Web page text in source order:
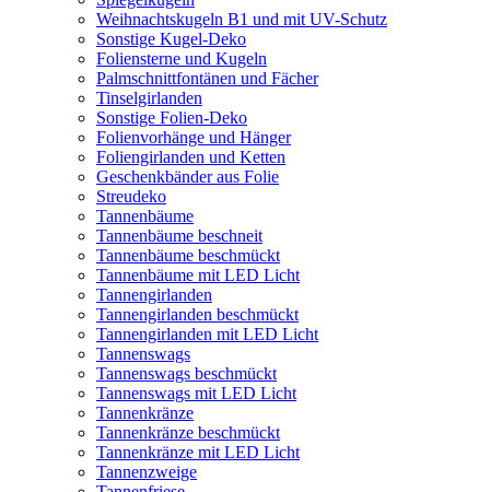
Weihnachtskugeln B1 und mit UV-Schutz
Sonstige Kugel-Deko
Foliensterne und Kugeln
Palmschnittfontänen und Fächer
Tinselgirlanden
Sonstige Folien-Deko
Folienvorhänge und Hänger
Foliengirlanden und Ketten
Geschenkbänder aus Folie
Streudeko
Tannenbäume
Tannenbäume beschneit
Tannenbäume beschmückt
Tannenbäume mit LED Licht
Tannengirlanden
Tannengirlanden beschmückt
Tannengirlanden mit LED Licht
Tannenswags
Tannenswags beschmückt
Tannenswags mit LED Licht
Tannenkränze
Tannenkränze beschmückt
Tannenkränze mit LED Licht
Tannenzweige